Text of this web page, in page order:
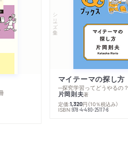
シリーズ・全集
マイテーマの探し方
─探究学習ってどうやるの？
片岡則夫著
定価:1,320円 （10％税込み）
ISBN:978-4-480-25117-6